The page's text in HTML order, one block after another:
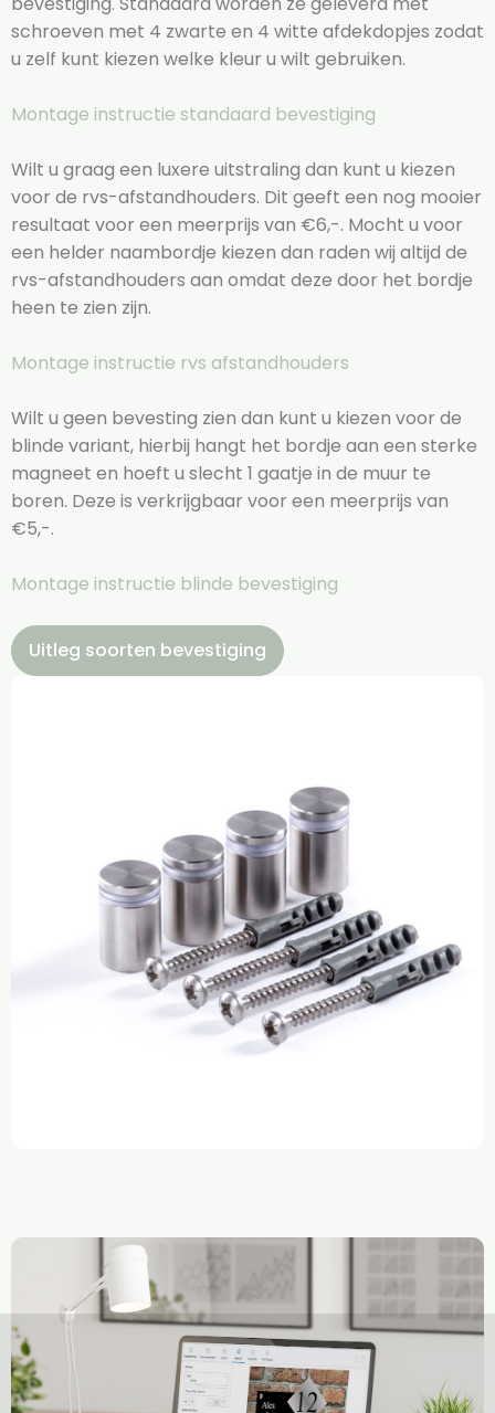
schroeven met 4 zwarte en 4 witte afdekdopjes zodat
u zelf kunt kiezen welke kleur u wilt gebruiken.
Montage instructie standaard bevestiging
Wilt u graag een luxere uitstraling dan kunt u kiezen
voor de rvs-afstandhouders. Dit geeft een nog mooier
resultaat voor een meerprijs van €6,-. Mocht u voor
een helder naambordje kiezen dan raden wij altijd de
rvs-afstandhouders aan omdat deze door het bordje
heen te zien zijn.
Montage instructie rvs afstandhouders
Wilt u geen bevesting zien dan kunt u kiezen voor de
blinde variant, hierbij hangt het bordje aan een sterke
magneet en hoeft u slecht 1 gaatje in de muur te
boren. Deze is verkrijgbaar voor een meerprijs van
€5,-.
Montage instructie blinde bevestiging
Uitleg soorten bevestiging